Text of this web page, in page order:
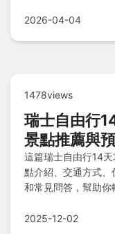
2026-04-04
1478views
瑞士自由行
景點推薦與
這篇瑞士自由行14
點介紹、交通方式
和常見問答，幫助你
2025-12-02